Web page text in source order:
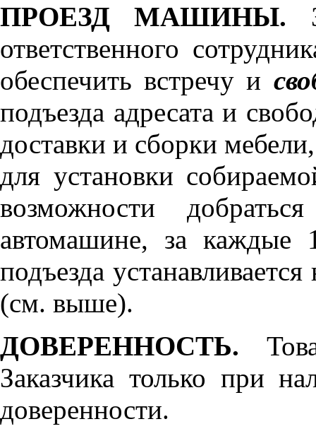
ПРОЕЗД МАШИНЫ.
ответственного
обеспечить встречу и
подъезда адресата и
доставки и сборки
для установки
возможности
автомашине, за каждые
подъезда
(см. выше).
ДОВЕРЕННОСТЬ.
Заказчика только при
доверенности.